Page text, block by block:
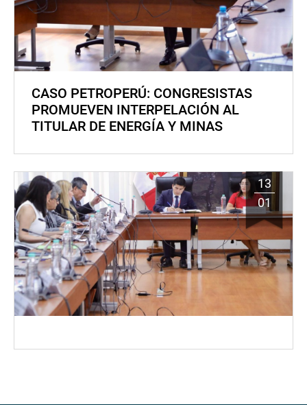
CASO PETROPERÚ: CONGRESISTAS
PROMUEVEN INTERPELACIÓN AL
TITULAR DE ENERGÍA Y MINAS
13
01